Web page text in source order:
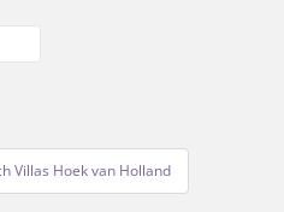
Villas Hoek van Holland